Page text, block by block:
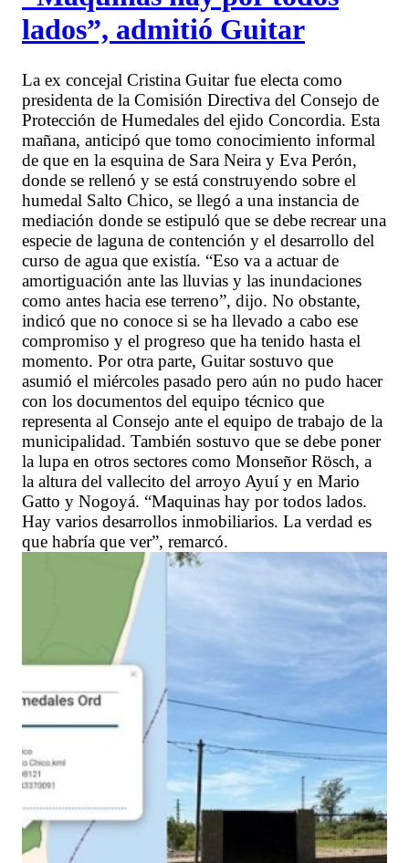
lados”, admitió Guitar
La ex concejal Cristina Guitar fue electa como
presidenta de la Comisión Directiva del Consejo de
Protección de Humedales del ejido Concordia. Esta
mañana, anticipó que tomo conocimiento informal
de que en la esquina de Sara Neira y Eva Perón,
donde se rellenó y se está construyendo sobre el
humedal Salto Chico, se llegó a una instancia de
mediación donde se estipuló que se debe recrear una
especie de laguna de contención y el desarrollo del
curso de agua que existía. “Eso va a actuar de
amortiguación ante las lluvias y las inundaciones
como antes hacia ese terreno”, dijo. No obstante,
indicó que no conoce si se ha llevado a cabo ese
compromiso y el progreso que ha tenido hasta el
momento. Por otra parte, Guitar sostuvo que
asumió el miércoles pasado pero aún no pudo hacer
con los documentos del equipo técnico que
representa al Consejo ante el equipo de trabajo de la
municipalidad. También sostuvo que se debe poner
la lupa en otros sectores como Monseñor Rösch, a
la altura del vallecito del arroyo Ayuí y en Mario
Gatto y Nogoyá. “Maquinas hay por todos lados.
Hay varios desarrollos inmobiliarios. La verdad es
que habría que ver”, remarcó.